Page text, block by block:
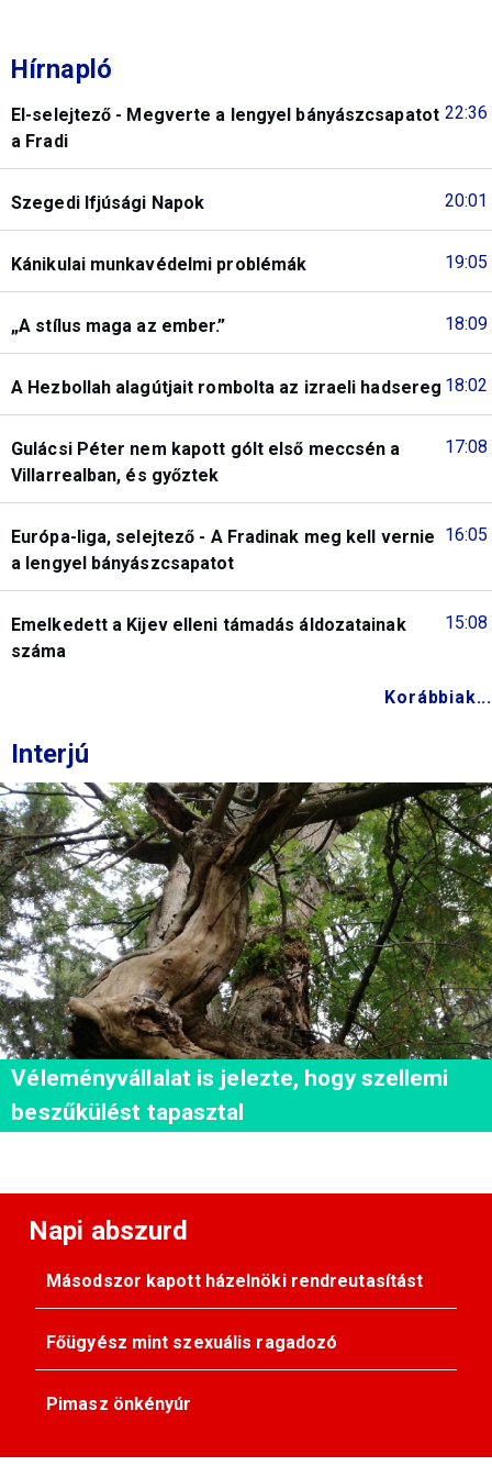
Hírnapló
22:36
El-selejtező - Megverte a lengyel bányászcsapatot
a Fradi
20:01
Szegedi Ifjúsági Napok
19:05
Kánikulai munkavédelmi problémák
18:09
„A stílus maga az ember.”
18:02
A Hezbollah alagútjait rombolta az izraeli hadsereg
17:08
Gulácsi Péter nem kapott gólt első meccsén a
Villarrealban, és győztek
16:05
Európa-liga, selejtező - A Fradinak meg kell vernie
a lengyel bányászcsapatot
15:08
Emelkedett a Kijev elleni támadás áldozatainak
száma
Korábbiak...
Interjú
Véleményvállalat is jelezte, hogy szellemi
beszűkülést tapasztal
Napi abszurd
Másodszor kapott házelnöki rendreutasítást
Főügyész mint szexuális ragadozó
Pimasz önkényúr